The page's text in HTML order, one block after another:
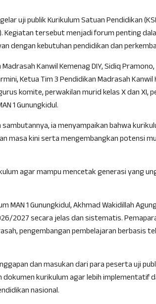
uji publik Kurikulum Satuan Pendidikan
Kegiatan tersebut menjadi forum penting
dengan kebutuhan pendidikan dan
Kanwil Kemenag DIY, Sidiq Pramono,
Ketua Tim 3 Pendidikan Madrasah Kanwil
komite, perwakilan murid kelas X dan XI,
1 Gunungkidul.
ia menyampaikan bahwa
masa kini serta mengembangkan potensi
agar mampu mencetak generasi yang
MAN 1 Gunungkidul, Akhmad Wakidillah
2027 secara jelas dan sistematis.
pengembangan pembelajaran berbasis
dan masukan dari para peserta uji
kurikulum agar lebih implementatif
nasional.